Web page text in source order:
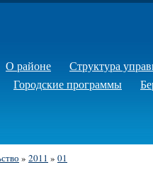
О районе Структура
Городские программы
» 2011 » 01